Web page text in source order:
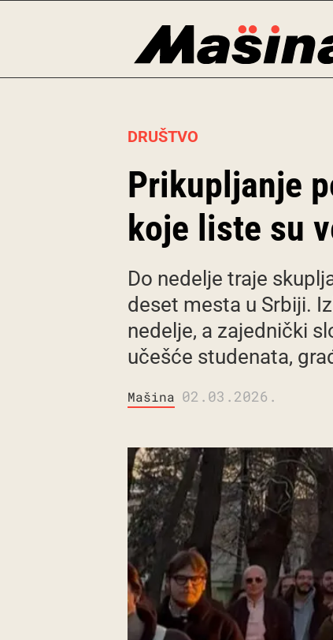
DRUŠTVO
Prikupljanje
koje liste su
Do nedelje traje
deset mesta u Srbiji.
nedelje, a zajednički
učešće studenata,
Mašina 02.03.2026.